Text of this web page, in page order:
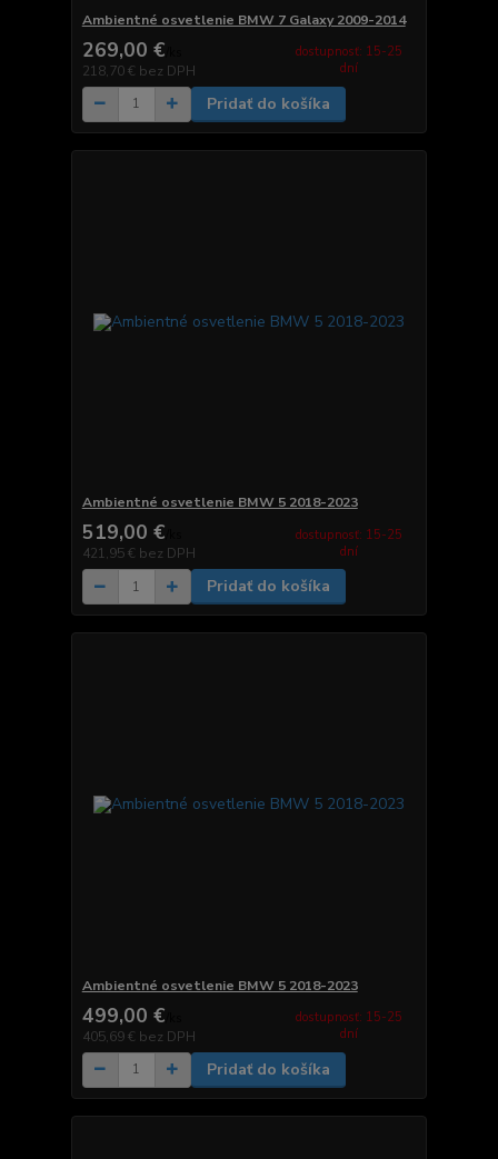
Ambientné osvetlenie BMW 7 Galaxy 2009-2014
269,00 €
218,70 € bez DPH
dostupnosť: 15-25
dní
Pridať do košíka
Ambientné osvetlenie BMW 5 2018-2023
519,00 €
421,95 € bez DPH
dostupnosť: 15-25
dní
Pridať do košíka
Ambientné osvetlenie BMW 5 2018-2023
499,00 €
405,69 € bez DPH
dostupnosť: 15-25
dní
Pridať do košíka